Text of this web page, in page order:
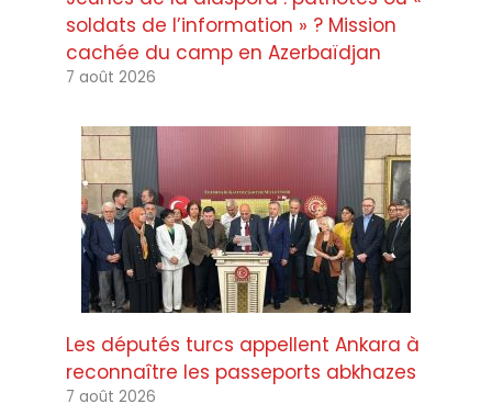
soldats de l’information » ? Mission
cachée du camp en Azerbaïdjan
7 août 2026
Les députés turcs appellent Ankara à
reconnaître les passeports abkhazes
7 août 2026